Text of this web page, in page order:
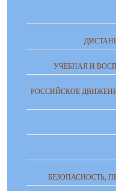
УЧЕБНАЯ И
РОССИЙСКОЕ
БЕЗОПАСНОСТЬ,